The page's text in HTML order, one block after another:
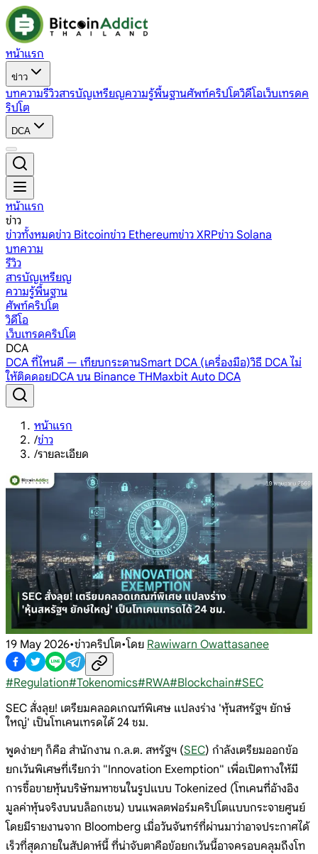
หน้าแรก
ข่าว
บทความรีวิวสารบัญเหรียญความรู้พื้นฐานศัพท์คริปโตวิดีโอเว็บเทรดค
ริปโต
DCA
หน้าแรก
ข่าว
ข่าวทั้งหมดข่าว Bitcoinข่าว Ethereumข่าว XRPข่าว Solana
บทความ
รีวิว
สารบัญเหรียญ
ความรู้พื้นฐาน
ศัพท์คริปโต
วิดีโอ
เว็บเทรดคริปโต
DCA
DCA ที่ไหนดี — เทียบกระดานSmart DCA (เครื่องมือ)วิธี DCA ไม่
ให้ติดดอยDCA บน Binance THMaxbit Auto DCA
หน้าแรก
/ข่าว
/รายละเอียด
19 May 2026•ข่าวคริปโต•โดย Rawiwarn Owattasanee
#Regulation#Tokenomics#RWA#Blockchain#SEC
SEC สั่งลุย! เตรียมคลอดเกณฑ์พิเศษ แปลงร่าง 'หุ้นสหรัฐฯ ยักษ์
ใหญ่' เป็นโทเคนเทรดได้ 24 ชม.
พูดง่ายๆ ก็คือ สำนักงาน ก.ล.ต. สหรัฐฯ (SEC) กำลังเตรียมออกข้อ
ยกเว้นพิเศษที่เรียกว่า "Innovation Exemption" เพื่อเปิดทางให้มี
การซื้อขายหุ้นบริษัทมหาชนในรูปแบบ Tokenized (โทเคนที่อ้างอิง
มูลค่าหุ้นจริงบนบล็อกเชน) บนแพลตฟอร์มคริปโตแบบกระจายศูนย์
โดยมีรายงานจาก Bloomberg เมื่อวันจันทร์ที่ผ่านมาว่าอาจประกาศได้
เร็วที่สุดภายในสัปดาห์นี้ ที่น่าจับตาคือข้อยกเว้นนี้อาจครอบคลุมถึงโท